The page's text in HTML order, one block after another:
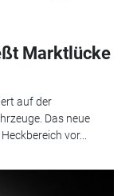
Marktlücke
auf der
Das neue
vor...